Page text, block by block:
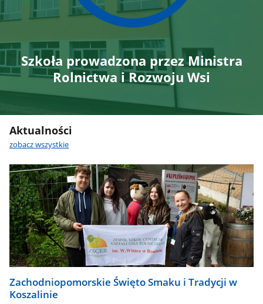
Szkoła prowadzona przez Ministra
Rolnictwa i Rozwoju Wsi
Aktualności
zobacz wszystkie
Zachodniopomorskie Święto Smaku i Tradycji w
Koszalinie